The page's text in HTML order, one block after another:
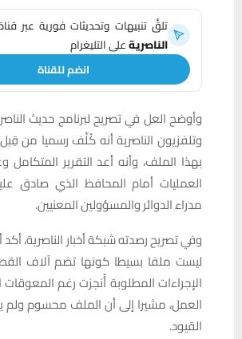
تلقَّ تنبيهات وتحديثات فورية عبر
الناصريةعلى التليغرام
انضم للقناة
وأوضح العل في تصريح لبرنامج حديث
وتلفزيون الناصرية أنه كُلِّف رسميا من
بهذا الملف، وأنه أعد التقرير
العمليات أمام المحافظ الذي صادق
مدراء الدوائر والمسؤولين المعنيين.
ليست ملفا بسيطا كونها تضم آلاف
الإجراءات المطلوبة أُنجزت رغم
العمل، مشيرا إلى أن الملف محسوم ولم
القيود.